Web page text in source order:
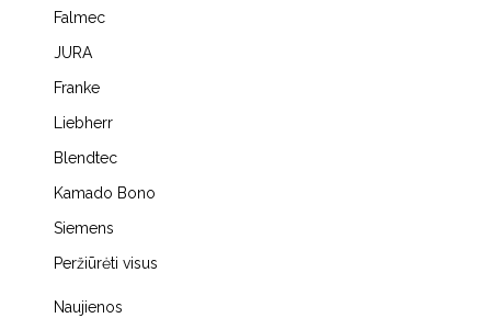
Falmec
JURA
Franke
Liebherr
Blendtec
Kamado Bono
Siemens
Peržiūrėti visus
Naujienos